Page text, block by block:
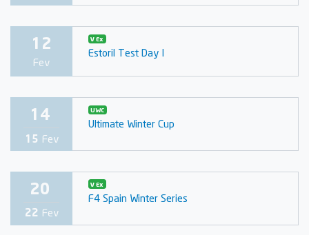
12
Fev
V Ex
Estoril Test Day I
14
15 Fev
UWC
Ultimate Winter Cup
20
22 Fev
V Ex
F4 Spain Winter Series